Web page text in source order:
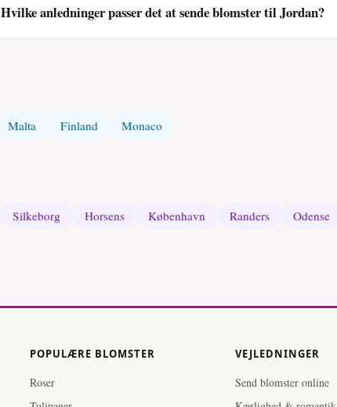
Hvilke anledninger passer det at sende blomster til Jordan?
Malta Finland Monaco
Silkeborg Horsens København Randers Odense
POPULÆRE BLOMSTER
Roser
VEJLEDNINGER
Send blomster online